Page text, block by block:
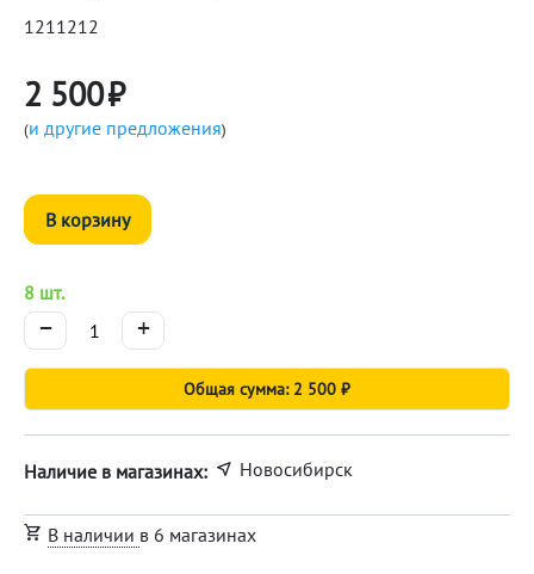
1211212
2 500₽
(и другие предложения)
В корзину
8 шт.
+
−
Общая сумма: 2 500 ₽
Наличие в магазинах: Новосибирск
В наличии в 6 магазинах